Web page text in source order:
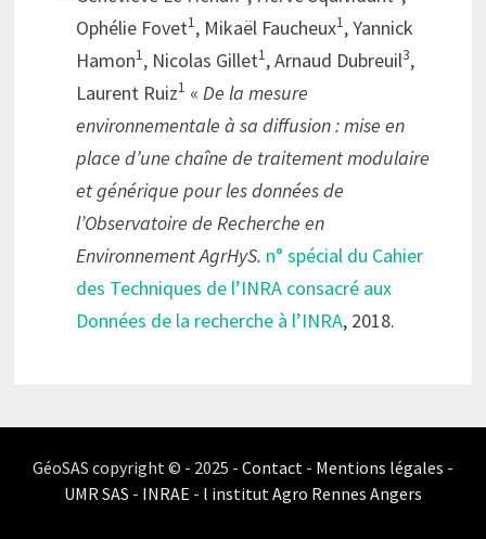
Ophélie Fovet1, Mikaël Faucheux1, Yannick
Hamon1, Nicolas Gillet1, Arnaud Dubreuil3,
Laurent Ruiz1 « De la mesure
environnementale à sa diffusion : mise en
place d’une chaîne de traitement modulaire
et générique pour les données de
l’Observatoire de Recherche en
Environnement AgrHyS. n° spécial du Cahier
des Techniques de l’INRA consacré aux
Données de la recherche à l’INRA, 2018.
GéoSAS copyright © - 2025 - Contact - Mentions légales -
UMR SAS - INRAE - l institut Agro Rennes Angers